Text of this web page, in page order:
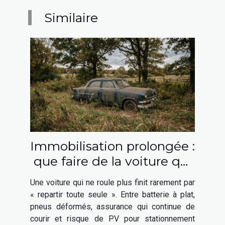
Similaire
Immobilisation prolongée :
que faire de la voiture qui
ne roule plus ?
Une voiture qui ne roule plus finit rarement par
« repartir toute seule ». Entre batterie à plat,
pneus déformés, assurance qui continue de
courir et risque de PV pour stationnement